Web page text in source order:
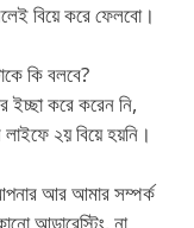
বিয়ে করে ফেলবো।
কি বলবে?
করে করেন নি,
২য় বিয়ে হয়নি।
আর আমার সম্পর্ক